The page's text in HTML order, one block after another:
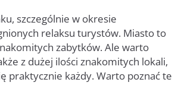
szczególnie w okresie
relaksu turystów. Miasto to
zabytków. Ale warto
z dużej ilości znakomitych lokali,
praktycznie każdy. Warto poznać te